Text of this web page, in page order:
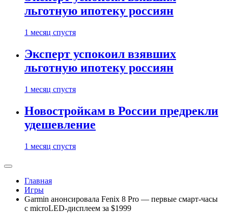
льготную ипотеку россиян
1 месяц спустя
Эксперт успокоил взявших
льготную ипотеку россиян
1 месяц спустя
Новостройкам в России предрекли
удешевление
1 месяц спустя
Главная
Игры
Garmin анонсировала Fenix 8 Pro — первые смарт-часы
с microLED-дисплеем за $1999